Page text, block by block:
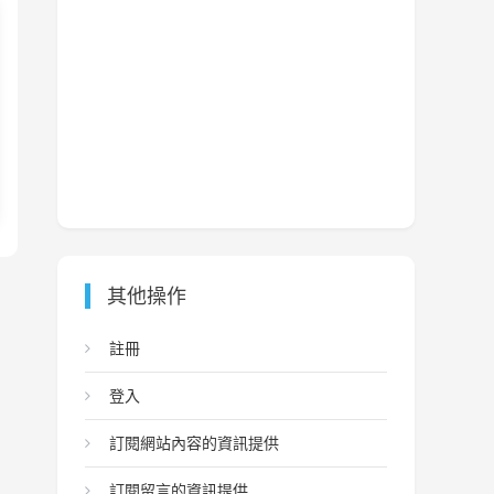
其他操作
註冊
登入
訂閱網站內容的資訊提供